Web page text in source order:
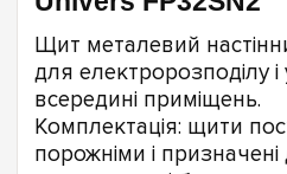
Щит металевий
для електророзподілу
всередині приміщень.
Комплектація: щити
порожніми і